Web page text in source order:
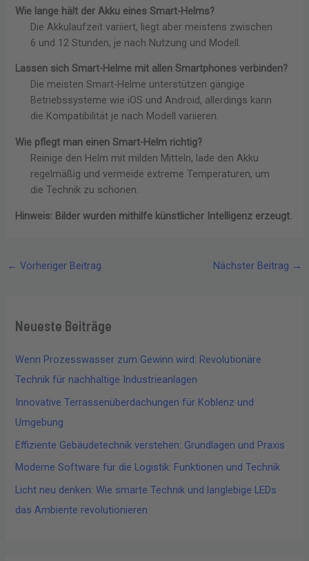
Wie lange hält der Akku eines Smart-Helms?
Die Akkulaufzeit variiert, liegt aber meistens zwischen
6 und 12 Stunden, je nach Nutzung und Modell.
Lassen sich Smart-Helme mit allen Smartphones verbinden?
Die meisten Smart-Helme unterstützen gängige
Betriebssysteme wie iOS und Android, allerdings kann
die Kompatibilität je nach Modell variieren.
Wie pflegt man einen Smart-Helm richtig?
Reinige den Helm mit milden Mitteln, lade den Akku
regelmäßig und vermeide extreme Temperaturen, um
die Technik zu schonen.
Hinweis: Bilder wurden mithilfe künstlicher Intelligenz erzeugt.
← Vorheriger Beitrag Nächster Beitrag →
Neueste Beiträge
Wenn Prozesswasser zum Gewinn wird: Revolutionäre
Technik für nachhaltige Industrieanlagen
Innovative Terrassenüberdachungen für Koblenz und
Umgebung
Effiziente Gebäudetechnik verstehen: Grundlagen und Praxis
Moderne Software für die Logistik: Funktionen und Technik
Licht neu denken: Wie smarte Technik und langlebige LEDs
das Ambiente revolutionieren